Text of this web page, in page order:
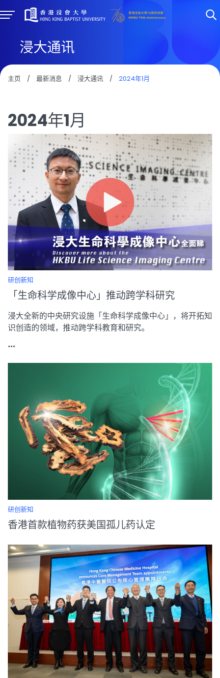
浸大通讯
主页 / 最新消息 / 浸大通讯 / 2024年1月
2024年1月
研创新知
「生命科学成像中心」推动跨学科研究
浸大全新的中央研究设施「生命科学成像中心」，将开拓知
识创造的领域，推动跨学科教育和研究。
...
研创新知
香港首款植物药获美国孤儿药认定